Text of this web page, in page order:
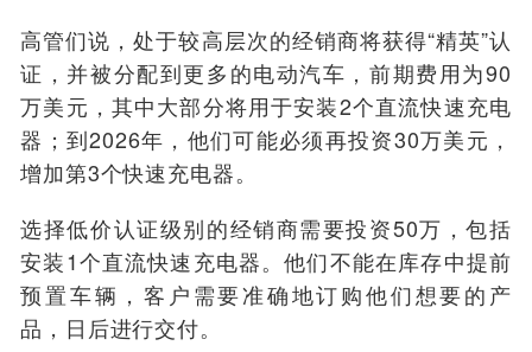
高管们说，处于较高层次的经销商将获得“精英”认
证，并被分配到更多的电动汽车，前期费用为90
万美元，其中大部分将用于安装2个直流快速充电
器；到2026年，他们可能必须再投资30万美元，
增加第3个快速充电器。
选择低价认证级别的经销商需要投资50万，包括
安装1个直流快速充电器。他们不能在库存中提前
预置车辆，客户需要准确地订购他们想要的产
品，日后进行交付。